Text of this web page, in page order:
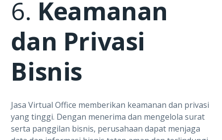
6. Keamanan
dan Privasi
Bisnis
Jasa Virtual Office memberikan keamanan dan privasi
yang tinggi. Dengan menerima dan mengelola surat
serta panggilan bisnis, perusahaan dapat menjaga